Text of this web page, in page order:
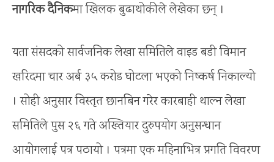
नागरिक दैनिकमा खिलक बुढाथोकीले लेखेका छन् ।
यता संसदको सार्वजनिक लेखा समितिले वाइड बडी विमान
खरिदमा चार अर्ब ३५ करोड घोटला भएको निष्कर्ष निकाल्यो
। सोही अनुसार विस्तृत छानबिन गरेर कारबाही थाल्न लेखा
समितिले पुस २६ गते अख्तियार दुरुपयोग अनुसन्धान
आयोगलाई पत्र पठायो । पत्रमा एक महिनाभित्र प्रगति विवरण